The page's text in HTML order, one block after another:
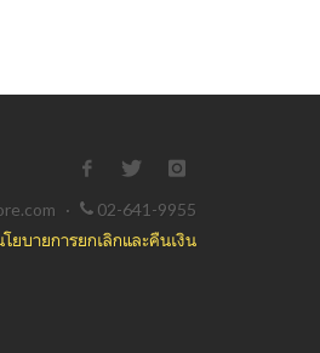
·
02-641-9955
ยบายการยกเลิกและคืนเงิน